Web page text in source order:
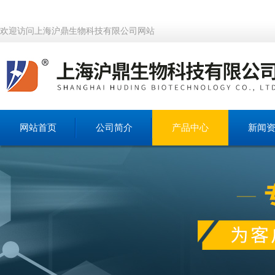
欢迎访问上海沪鼎生物科技有限公司网站
网站首页 公司简介 产品中心 新闻